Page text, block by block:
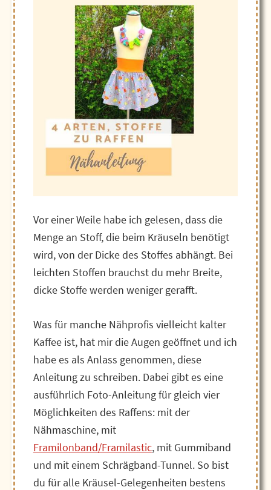
Vor einer Weile habe ich gelesen, dass die
Menge an Stoff, die beim Kräuseln benötigt
wird, von der Dicke des Stoffes abhängt. Bei
leichten Stoffen brauchst du mehr Breite,
dicke Stoffe werden weniger gerafft.
Was für manche Nähprofis vielleicht kalter
Kaffee ist, hat mir die Augen geöffnet und ich
habe es als Anlass genommen, diese
Anleitung zu schreiben. Dabei gibt es eine
ausführlich Foto-Anleitung für gleich vier
Möglichkeiten des Raffens: mit der
Nähmaschine, mit
Framilonband/Framilastic, mit Gummiband
und mit einem Schrägband-Tunnel. So bist
du für alle Kräusel-Gelegenheiten bestens